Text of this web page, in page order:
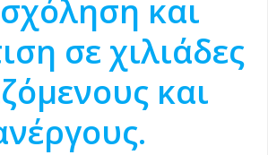
και
σε χιλιάδες
και